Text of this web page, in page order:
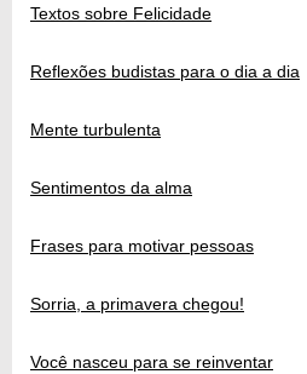
Textos sobre Felicidade
Reflexões budistas para o dia a dia
Mente turbulenta
Sentimentos da alma
Frases para motivar pessoas
Sorria, a primavera chegou!
Você nasceu para se reinventar